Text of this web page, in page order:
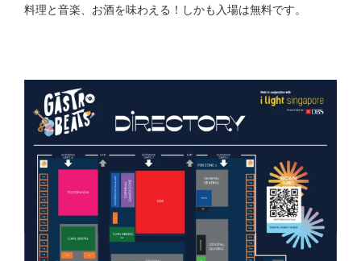
料理と音楽、お酒を味わえる！しかも入場は無料です。